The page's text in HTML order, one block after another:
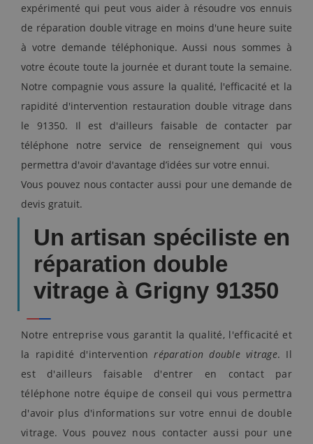
expérimenté qui peut vous aider à résoudre vos ennuis
de réparation double vitrage en moins d'une heure suite
à votre demande téléphonique. Aussi nous sommes à
votre écoute toute la journée et durant toute la semaine.
Notre compagnie vous assure la qualité, l'efficacité et la
rapidité d'intervention restauration double vitrage dans
le 91350. Il est d'ailleurs faisable de contacter par
téléphone notre service de renseignement qui vous
permettra d'avoir d'avantage d’idées sur votre ennui.
Vous pouvez nous contacter aussi pour une demande de
devis gratuit.
Un artisan spéciliste en
réparation double
vitrage à Grigny 91350
Notre entreprise vous garantit la qualité, l'efficacité et
la rapidité d'interventionréparation double vitrage. Il
est d'ailleurs faisable d'entrer en contact par
téléphone notre équipe de conseil qui vous permettra
d'avoir plus d'informations sur votre ennui de double
vitrage. Vous pouvez nous contacter aussi pour une